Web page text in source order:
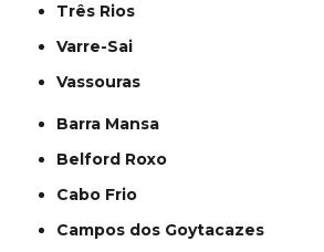
Três Rios
Varre-Sai
Vassouras
Barra Mansa
Belford Roxo
Cabo Frio
Campos dos Goytacazes